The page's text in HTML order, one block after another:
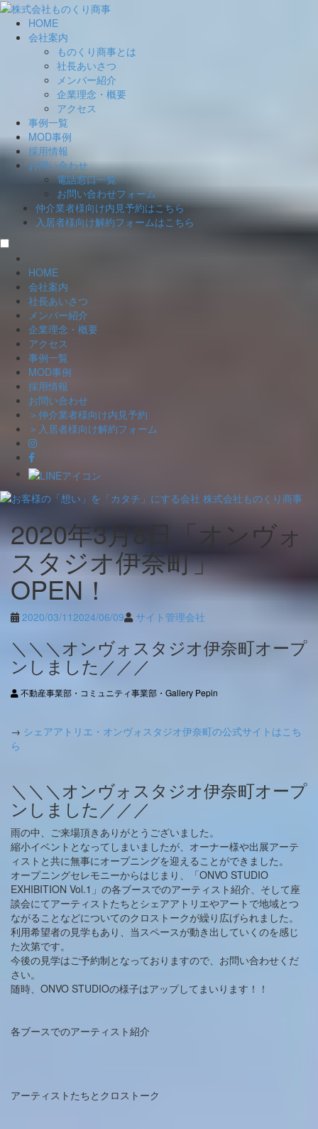
HOME
会社案内
ものくり商事とは
社長あいさつ
メンバー紹介
企業理念・概要
アクセス
事例一覧
MOD事例
採用情報
お問い合わせ
電話窓口一覧
お問い合わせフォーム
仲介業者様向け内見予約はこちら
入居者様向け解約フォームはこちら
HOME
会社案内
社長あいさつ
メンバー紹介
企業理念・概要
アクセス
事例一覧
MOD事例
採用情報
お問い合わせ
＞仲介業者様向け内見予約
＞入居者様向け解約フォーム
content
2020年3月8日「オンヴォ
スタジオ伊奈町」
OPEN！
2020/03/11 2024/06/09 サイト管理会社
＼＼＼オンヴォスタジオ伊奈町オープ
ンしました／／／
不動産事業部・コミュニティ事業部・Gallery Pepin
→ シェアアトリエ・オンヴォスタジオ伊奈町の公式サイトはこち
ら
＼＼＼オンヴォスタジオ伊奈町オープ
ンしました／／／
雨の中、ご来場頂きありがとうございました。
縮小イベントとなってしまいましたが、オーナー様や出展アーテ
ィストと共に無事にオープニングを迎えることができました。
オープニングセレモニーからはじまり、「ONVO STUDIO
EXHIBITION Vol.1」の各ブースでのアーティスト紹介、そして座
談会にてアーティストたちとシェアアトリエやアートで地域とつ
ながることなどについてのクロストークが繰り広げられました。
利用希望者の見学もあり、当スペースが動き出していくのを感じ
た次第です。
今後の見学はご予約制となっておりますので、お問い合わせくだ
さい。
随時、ONVO STUDIOの様子はアップしてまいります！！
各ブースでのアーティスト紹介
アーティストたちとクロストーク